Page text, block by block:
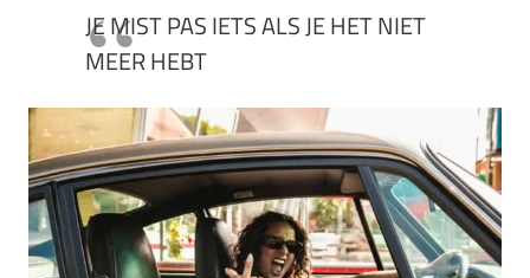
JE MIST PAS IETS ALS JE HET NIET
MEER HEBT